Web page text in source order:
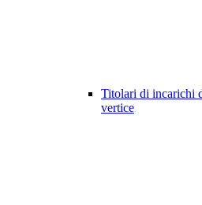
Titolari di incarichi
vertice